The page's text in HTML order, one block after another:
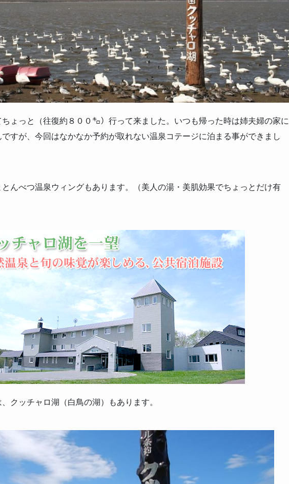
ょっと（往復約８００㌔）行って来ました。いつも帰った時は姉夫婦の家に
すが、今回はなかなか予約が取れない温泉コテージに泊まる事ができまし
んべつ温泉ウィングもあります。（美人の湯・美肌効果でちょっとだけ有
クッチャロ湖（白鳥の湖）もあります。